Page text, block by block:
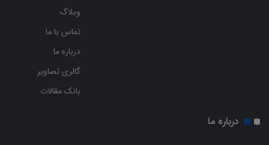
وبلاگ
تماس با ما
درباره ما
گالری تصاویر
بانک مقالات
درباره ما